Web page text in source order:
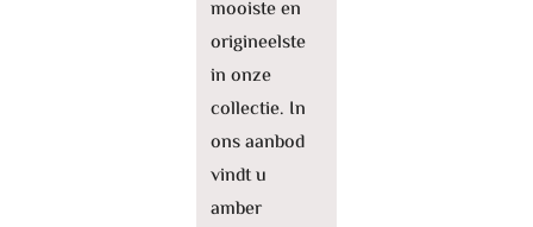
mooiste en
origineelste
in onze
collectie. In
ons aanbod
vindt u
amber